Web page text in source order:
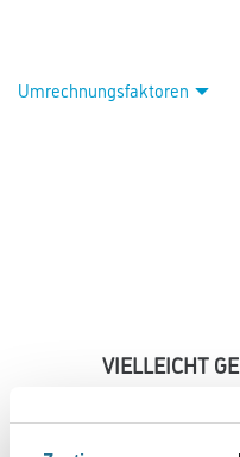
Umrechnungsfaktoren
VIELLEICHT